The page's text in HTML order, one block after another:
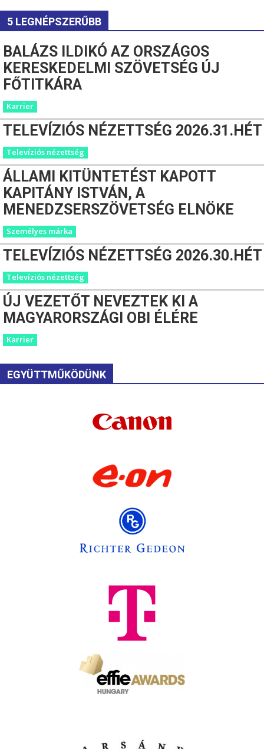
5 LEGNÉPSZERŰBB
BALÁZS ILDIKÓ AZ ORSZÁGOS
KERESKEDELMI SZÖVETSÉG ÚJ
FŐTITKÁRA
Karrier
TELEVÍZIÓS NÉZETTSÉG 2026.31.HÉT
Televíziós nézettség
ÁLLAMI KITÜNTETÉST KAPOTT
KAPITÁNY ISTVÁN, A
MENEDZSERSZÖVETSÉG ELNÖKE
Személyes márka
TELEVÍZIÓS NÉZETTSÉG 2026.30.HÉT
Televíziós nézettség
ÚJ VEZETŐT NEVEZTEK KI A
MAGYARORSZÁGI OBI ÉLÉRE
Karrier
EGYÜTTMŰKÖDÜNK